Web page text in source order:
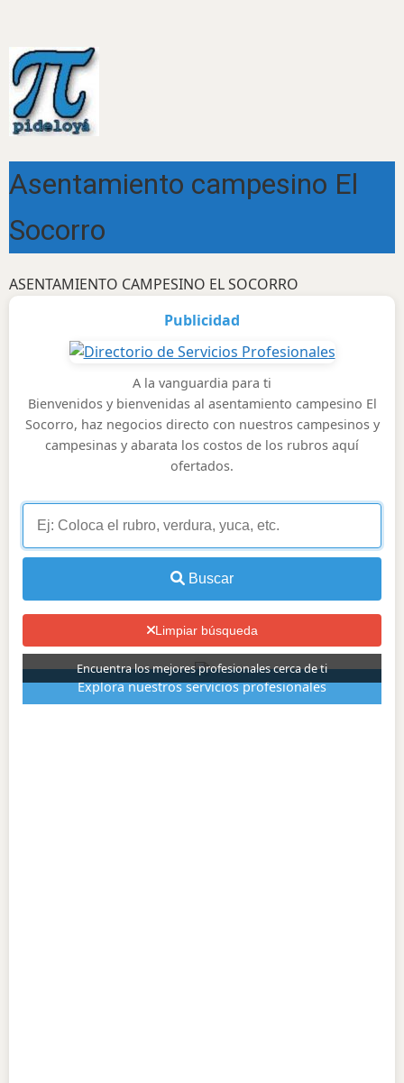
Asentamiento campesino El
Socorro
ASENTAMIENTO CAMPESINO EL SOCORRO
Publicidad
A la vanguardia para ti
Bienvenidos y bienvenidas al asentamiento campesino El
Socorro, haz negocios directo con nuestros campesinos y
campesinas y abarata los costos de los rubros aquí
ofertados.
Buscar
Limpiar búsqueda
Explora nuestros servicios profesionales
Encuentra los mejores profesionales cerca de ti